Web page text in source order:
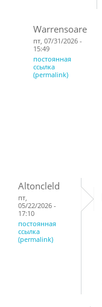
Warrensoare
пт, 07/31/2026 -
15:49
постоянная
ссылка
(permalink)
Altoncleld
пт,
05/22/2026 -
17:10
постоянная
ссылка
(permalink)